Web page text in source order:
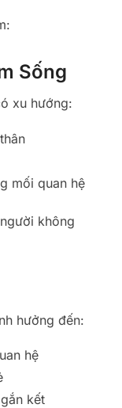
Sống
xu hướng:
mối quan hệ
không
hưởng đến:
hệ
kết